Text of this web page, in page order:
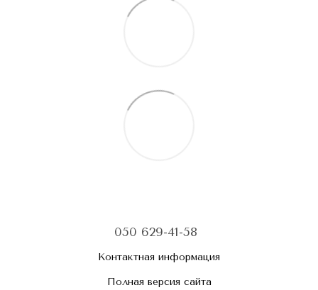
050 629-41-58
Контактная информация
Полная версия сайта